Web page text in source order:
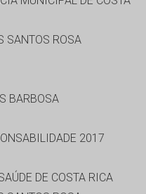
SANTOS ROSA
BARBOSA
2017
DE COSTA RICA